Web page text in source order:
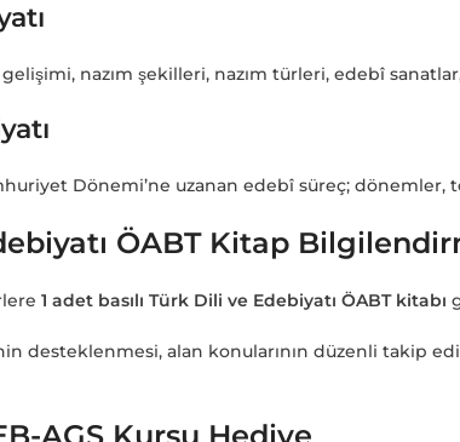
nazım şekilleri, nazım türleri, edebî
Dönemi’ne uzanan edebî süreç;
ÖABT Kitap
1 adet basılı Türk Dili ve Edebiyatı ÖABT kitabı
desteklenmesi, alan konularının düzenli takip